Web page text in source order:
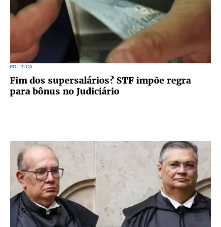
POLÍTICA
Fim dos supersalários? STF impõe regra
para bônus no Judiciário